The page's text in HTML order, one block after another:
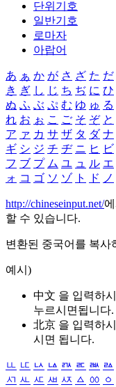
단위기호
일반기호
로마자
아랍어
あ ぁ か が さ ざ た だ
き ぎ し じ ち ぢ に ひ
ぬ ふ ぶ ぷ む ゆ ゅ る
れ お ぉ こ ご そ ぞ と
ア ァ カ サ ザ タ ダ ナ
ギ シ ジ チ ヂ ニ ヒ ビ
フ ブ プ ム ユ ュ ル エ
ォ コ ゴ ソ ゾ ト ド ノ
http://chineseinput.net/
할 수 있습니다.
변환된 중국어를 복사
예시)
中文 을 입력하
누르시면됩니다.
北京 을 입력하
시면 됩니다.
ㅥ ㅦ ㅧ ㅨ ㅩ ㅪ ㅫ ㅬ
ㅺ ㅻ ㅼ ㅽ ㅾ ㅿ ㆀ ㆁ